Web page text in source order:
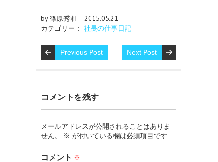
by 篠原秀和
2015.05.21
カテゴリー： 社長の仕事日記
Previous Post Next Post
コメントを残す
メールアドレスが公開されることはありま
せん。
※ が付いている欄は必須項目です
コメント ※